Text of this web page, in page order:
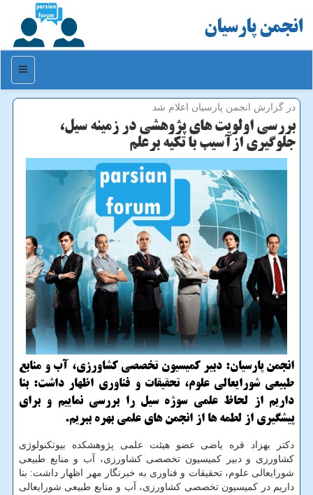
انجمن پارسیان
منو
در گزارش انجمن پارسیان اعلام شد
بررسی اولویت های پژوهشی در زمینه سیل،
جلوگیری ازآسیب با تكیه برعلم
انجمن پارسیان: دبیر كمیسیون تخصصی كشاورزی، آب و منابع
طبیعی شورایعالی علوم، تحقیقات و فناوری اظهار داشت: بنا
داریم از لحاظ علمی سوژه سیل را بررسی نماییم و برای
پیشگیری از لطمه ها از انجمن های علمی بهره ببریم.
دكتر بهزاد قره یاضی عضو هیئت علمی پژوهشكده بیوتكنولوژی
كشاورزی و دبیر كمیسیون تخصصی كشاورزی، آب و منابع طبیعی
شورایعالی علوم، تحقیقات و فناوری به خبرنگار مهر اظهار داشت: بنا
داریم در كمیسیون تخصصی كشاورزی، آب و منابع طبیعی شورایعالی